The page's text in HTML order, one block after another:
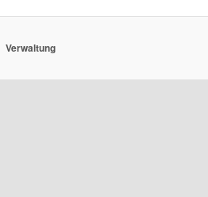
Verwaltung